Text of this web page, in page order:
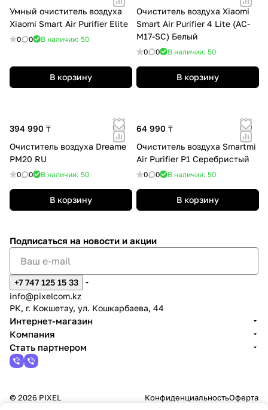
Умный очиститель воздуха
Xiaomi Smart Air Purifier Elite
0 0 В наличии: 50
В корзину
Очиститель воздуха Xiaomi
Smart Air Purifier 4 Lite (AC-
M17-SC) Белый
0 0 В наличии: 50
В корзину
394 990 ₸
Очиститель воздуха Dreame
PM20 RU
0 0 В наличии: 50
В корзину
64 990 ₸
Очиститель воздуха Smartmi
Air Purifier P1 Серебристый
0 0 В наличии: 50
В корзину
Подписаться на новости и акции
+7 747 125 15 33
info@pixelcom.kz
РК, г. Кокшетау, ул. Кошкарбаева, 44
Интернет-магазин
Компания
Стать партнером
© 2026 PIXEL КонфиденциальностьОферта